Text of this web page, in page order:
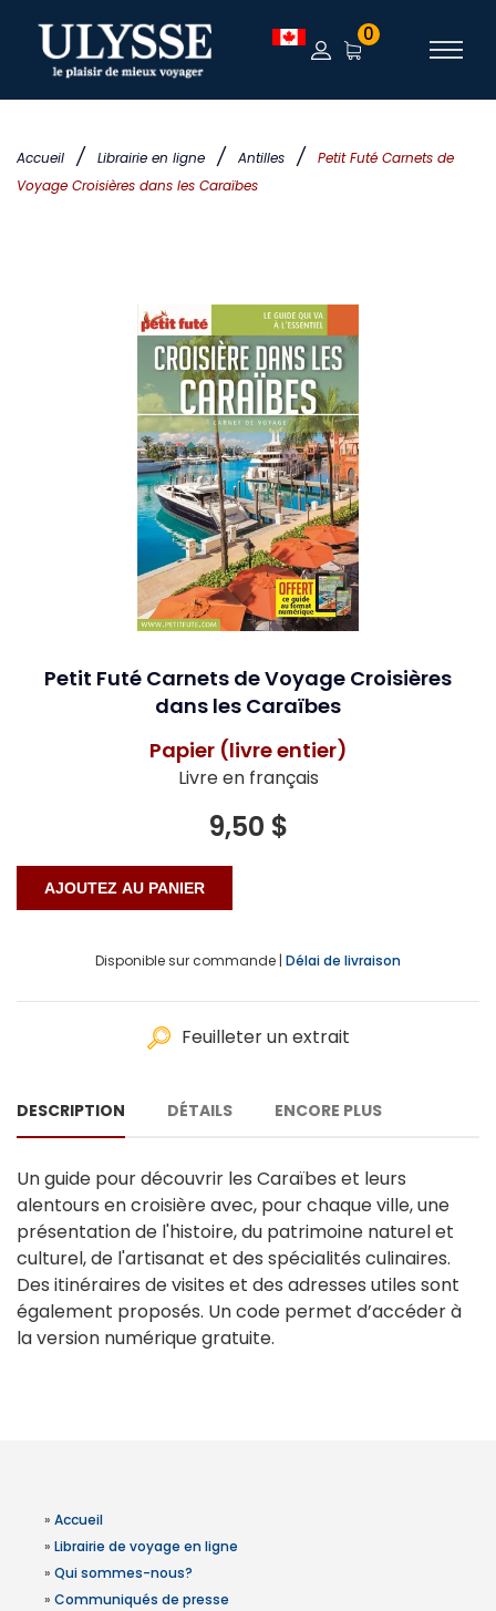
Accueil / Librairie en ligne / Antilles /
Petit Futé Carnets de
Voyage Croisières dans les Caraïbes
0
Petit Futé Carnets de Voyage Croisières
dans les Caraïbes
Papier (livre entier)
Livre en français
9,50 $
Disponible sur commande | Délai de livraison
Feuilleter un extrait
DESCRIPTION DÉTAILS ENCORE PLUS
Un guide pour découvrir les Caraïbes et leurs
alentours en croisière avec, pour chaque ville, une
présentation de l'histoire, du patrimoine naturel et
culturel, de l'artisanat et des spécialités culinaires.
Des itinéraires de visites et des adresses utiles sont
également proposés. Un code permet d’accéder à
la version numérique gratuite.
» Accueil
» Librairie de voyage en ligne
» Qui sommes-nous?
» Communiqués de presse